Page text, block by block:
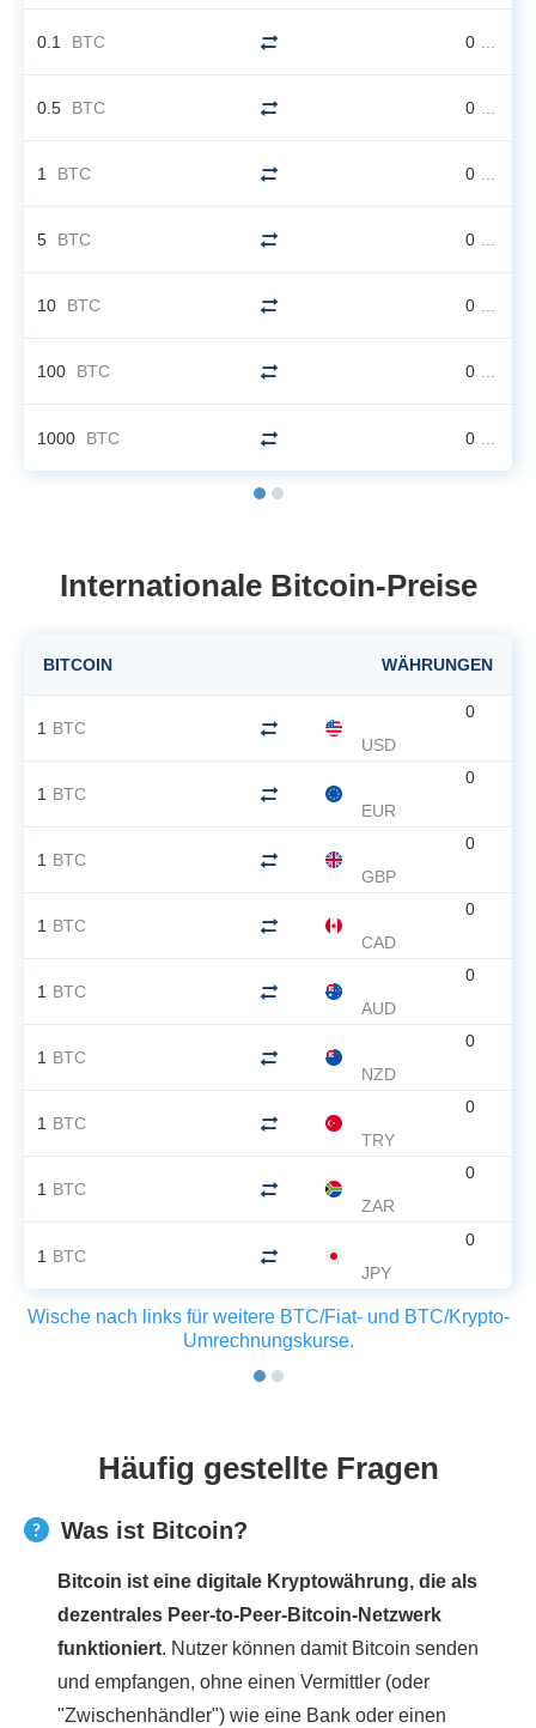
0.1 BTC 0 ...
0.5 BTC 0 ...
1 BTC 0 ...
5 BTC 0 ...
10 BTC 0 ...
100 BTC 0 ...
1000 BTC 0
Internationale Bitcoin-Preise
BITCOIN WÄHRUNGEN
1 BTC
0
USD
1 BTC
0
EUR
1 BTC
0
GBP
1 BTC
0
CAD
1 BTC
0
AUD
1 BTC
0
NZD
1 BTC
0
TRY
1 BTC
0
ZAR
1 BTC
0
JPY
Wische nach links für weitere BTC/Fiat- und BTC/Krypto-
Umrechnungskurse.
Häufig gestellte Fragen
Was ist Bitcoin?
Bitcoin ist eine digitale Kryptowährung, die als
dezentrales Peer-to-Peer-Bitcoin-Netzwerk
funktioniert. Nutzer können damit Bitcoin senden
und empfangen, ohne einen Vermittler (oder
"Zwischenhändler") wie eine Bank oder einen